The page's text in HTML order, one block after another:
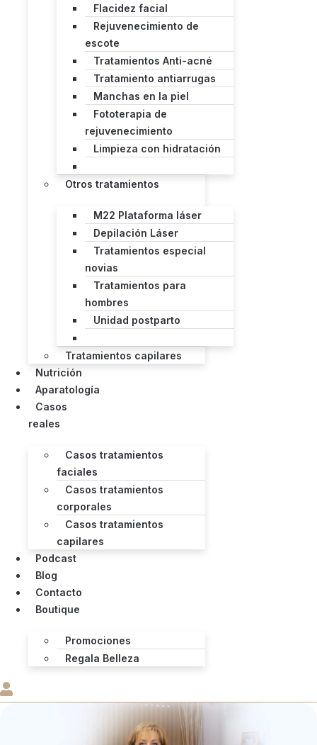
Flacidez facial
Rejuvenecimiento de
escote
Tratamientos Anti-acné
Tratamiento antiarrugas
Manchas en la piel
Fototerapia de
rejuvenecimiento
Limpieza con hidratación
Otros tratamientos
M22 Plataforma láser
Depilación Láser
Tratamientos especial
novias
Tratamientos para
hombres
Unidad postparto
Tratamientos capilares
Nutrición
Aparatología
Casos
reales
Casos tratamientos
faciales
Casos tratamientos
corporales
Casos tratamientos
capilares
Podcast
Blog
Contacto
Boutique
Promociones
Regala Belleza